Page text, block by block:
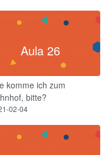
Aula 26
komme ich zum
bitte?
02-04